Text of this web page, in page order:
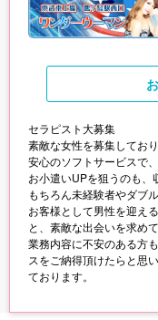
セラピスト大募集
素敵な女性を募集しており
安心のソフトサービスで
お小遣いUPを狙うのも、
もちろん未経験者やダブ
お客様として男性を迎え
と、素敵な出会いを求め
業務内容に不安のある方
スをご納得頂けたらと思
ております。